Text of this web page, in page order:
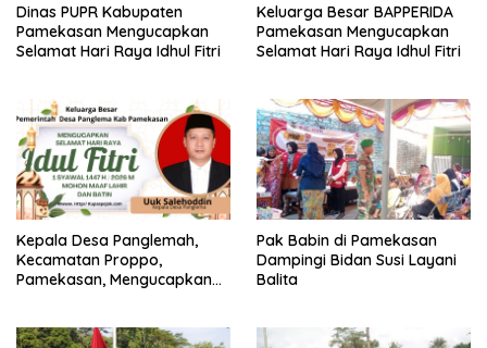
Dinas PUPR Kabupaten
Pamekasan Mengucapkan
Selamat Hari Raya Idhul Fitri
Keluarga Besar BAPPERIDA
Pamekasan Mengucapkan
Selamat Hari Raya Idhul Fitri
Kepala Desa Panglemah,
Kecamatan Proppo,
Pamekasan, Mengucapkan
Pak Babin di Pamekasan
Dampingi Bidan Susi Layani
Balita